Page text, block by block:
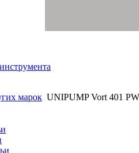
марок UNIPUMP Vort 401 PW